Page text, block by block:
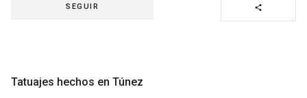
share
SEGUIR
Tatuajes hechos en Túnez